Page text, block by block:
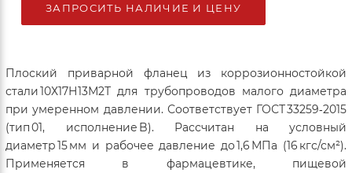
ЗАПРОСИТЬ НАЛИЧИЕ И ЦЕНУ
Плоский приварной фланец из коррозионностойкой
стали 10Х17Н13М2Т для трубопроводов малого диаметра
при умеренном давлении. Соответствует ГОСТ 33259‑2015
(тип 01, исполнение B). Рассчитан на условный
диаметр 15 мм и рабочее давление до 1,6 МПа (16 кгс/см²).
Применяется в фармацевтике, пищевой